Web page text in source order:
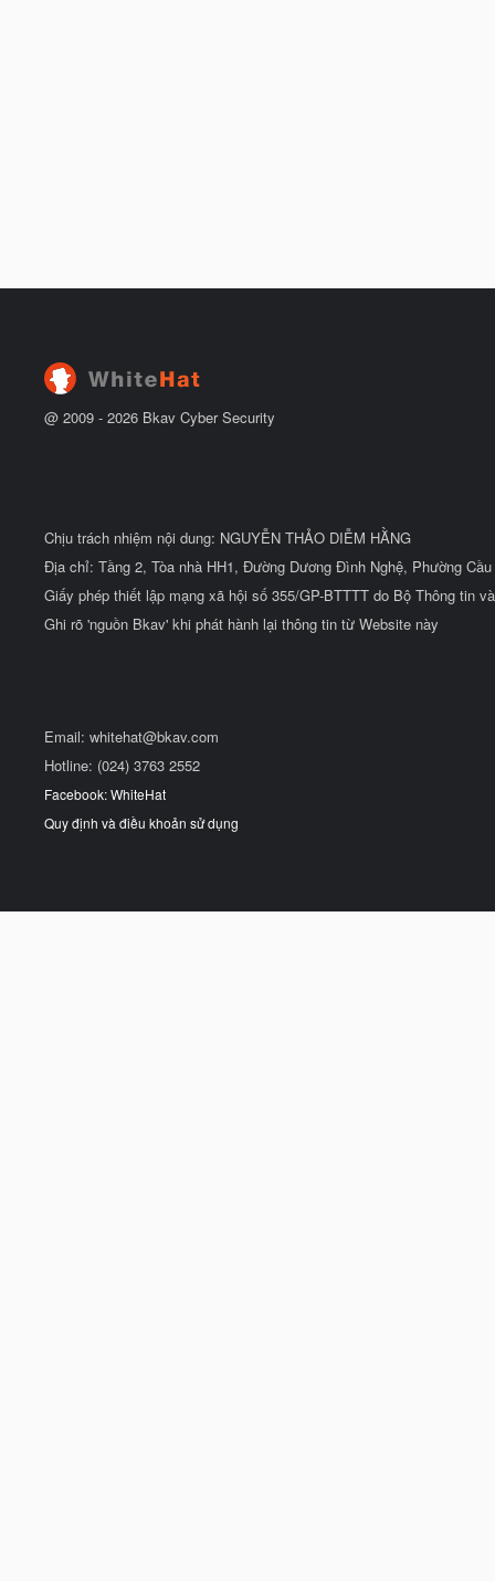
@ 2009 - 2026 Bkav Cyber Security
Chịu trách nhiệm nội dung: NGUYỄN THẢO DIỄM HẰNG
Địa chỉ: Tầng 2, Tòa nhà HH1, Đường Dương Đình Nghệ, Phường
Giấy phép thiết lập mạng xã hội số 355/GP-BTTTT do Bộ Thông tin
Ghi rõ 'nguồn Bkav' khi phát hành lại thông tin từ Website này
Email: whitehat@bkav.com
Hotline: (024) 3763 2552
Facebook: WhiteHat
Quy định và điều khoản sử dụng